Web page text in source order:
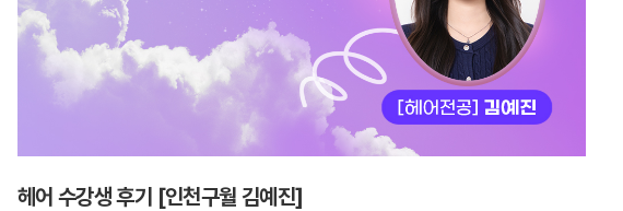
헤어 수강생 후기 [인천구월 김예진]